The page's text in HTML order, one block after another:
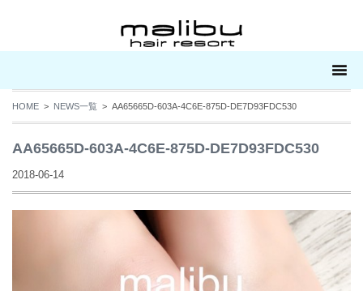
HOME > NEWS一覧 > AA65665D-603A-4C6E-875D-DE7D93FDC530
AA65665D-603A-4C6E-875D-DE7D93FDC530
2018-06-14